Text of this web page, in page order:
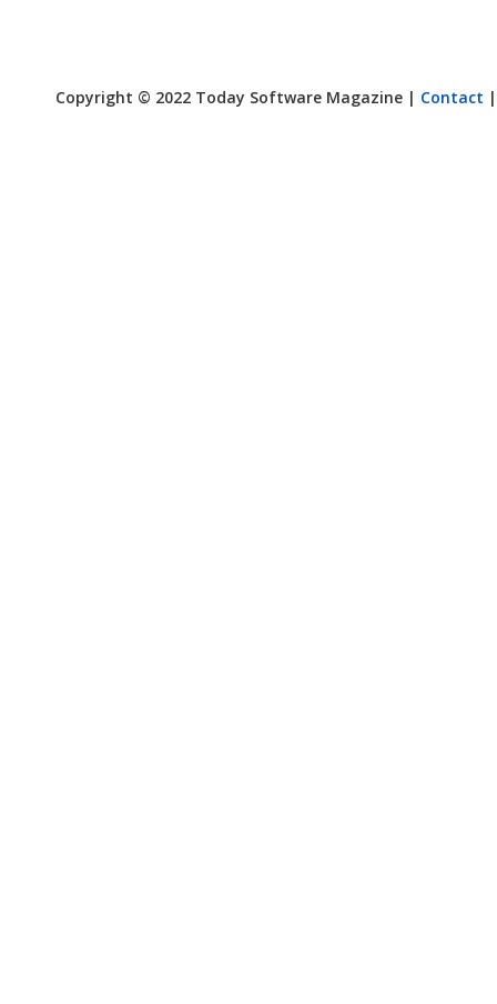
Copyright © 2022 Today Software Magazine | Contact